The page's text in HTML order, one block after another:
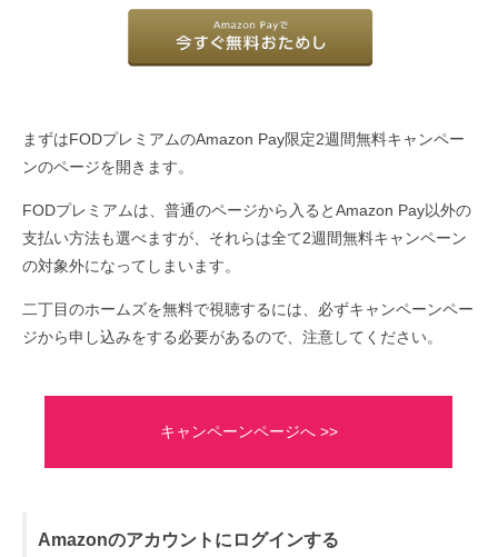
まずはFODプレミアムのAmazon Pay限定2週間無料キャンペー
ンのページを開きます。
FODプレミアムは、普通のページから入るとAmazon Pay以外の
支払い方法も選べますが、それらは全て2週間無料キャンペーン
の対象外になってしまいます。
二丁目のホームズを無料で視聴するには、必ずキャンペーンペー
ジから申し込みをする必要があるので、注意してください。
キャンペーンページへ >>
Amazonのアカウントにログインする